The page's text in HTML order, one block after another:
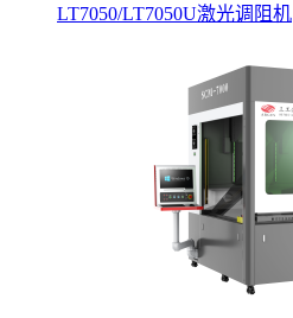
LT7050/LT7050U激光调阻机